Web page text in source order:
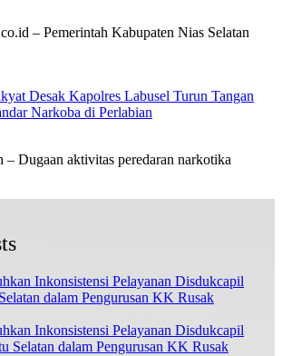
– Pemerintah Kabupaten Nias Selatan
Desak Kapolres Labusel Turun Tangan
Narkoba di Perlabian
– Dugaan aktivitas peredaran narkotika
Inkonsistensi Pelayanan Disdukcapil
Selatan dalam Pengurusan KK Rusak